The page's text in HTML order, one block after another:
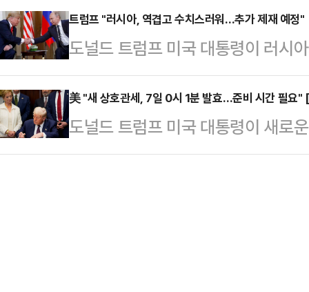
방국가들에 있는 언론인, 반체제 인
같은 행위를 벌이고 있다”며 “우리
해 예방할 것…
다.워싱턴포스트(WP) 등에 따르면
리연맹(IUGG) 국제 쓰나미 위원회
결과 지진 발생 당시 근처 쓰나미
쓰나미 파고는 0.3∼0.9ｍ였으며
나미가 발생했다.규모 9.1이었던
2011년 …
트럼프 "러시아, 역겹고 수치스러워…추가 제재 예정"
도널드 트럼프 미국 대통령이 러시
제재를 가하겠다고 밝혔다.로이터
시간) 관세와 관련된 여러 행정명령
협상에 나서지 않고 있다. 솔직히
럽다”며 “우크라이나 전쟁으로 인
美 "새 상호관세, 7일 0시 1분 발효…준비 시간 필요"
도널드 트럼프 미국 대통령이 새로
용한다는 내용의 행정명령에 서명